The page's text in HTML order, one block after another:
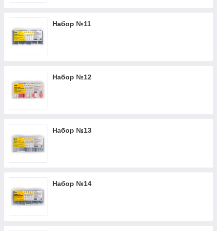
Набор №11
Набор №12
Набор №13
Набор №14